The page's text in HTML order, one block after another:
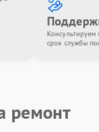
срок службы
ремонт